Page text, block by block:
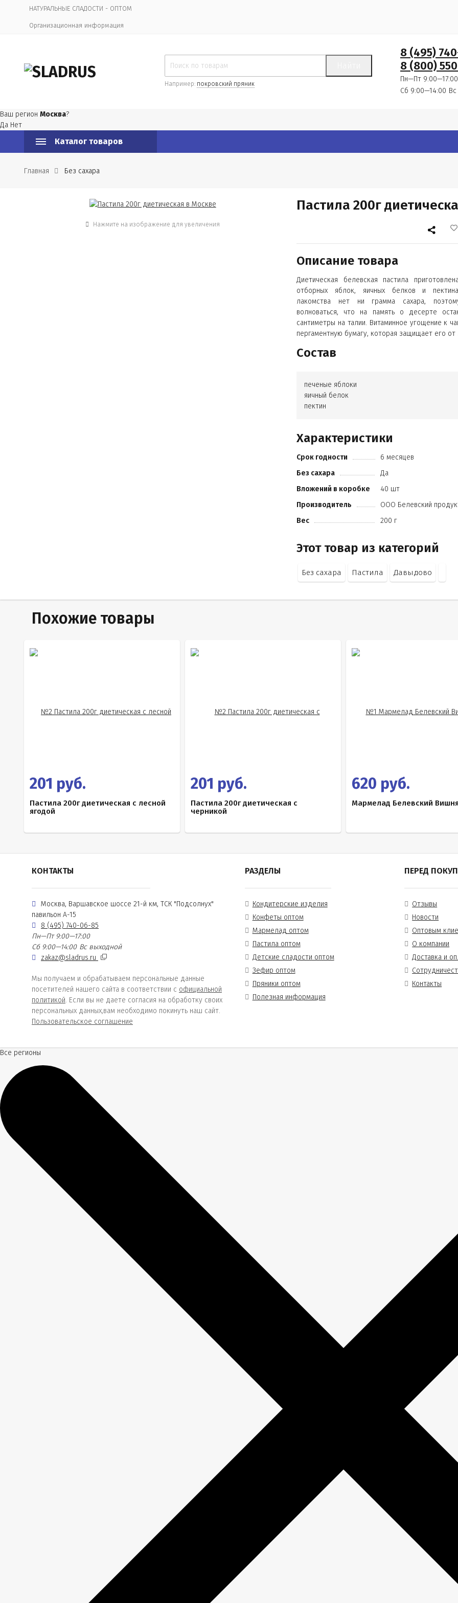
НАТУРАЛЬНЫЕ СЛАДОСТИ - ОПТОМ
Организационная информация
Например: покровский пряник
8 (495)
8 (800)
Пн—Пт 9:00—17:00
Сб 9:00—14:00
Ваш регион Москва?
Да Нет
Каталог товаров
Главная Без сахара
Нажмите на изображение для увеличения
Пастила 200г
Описание товара
Диетическая белевская пастила
отборных яблок, яичных белков и
лакомства нет ни грамма сахара,
волноваться, что на память о десерте
сантиметры на талии. Витаминное угощение к
пергаментную бумагу, которая защищает его от
Состав
печеные яблоки
яичный белок
пектин
Характеристики
Срок годности
6 месяцев
Без сахара
Да
Вложений в коробке
40 шт
Производитель
ООО Белевский
Вес
200 г
Этот товар из категорий
Без сахара Пастила Давыдово
Похожие товары
201 руб.
Пастила 200г диетическая с лесной
ягодой
201 руб.
Пастила 200г диетическая с
черникой
620 руб.
Мармелад Белевский
КОНТАКТЫ
Москва, Варшавское шоссе 21-й км, ТСК "Подсолнух"
павильон А-15
8 (495) 740-06-85
Пн—Пт 9:00—17:00
Сб 9:00—14:00 Вс выходной
zakaz@sladrus.ru
Мы получаем и обрабатываем персональные данные
посетителей нашего сайта в соответствии с официальной
политикой. Если вы не даете согласия на обработку своих
персональных данных,вам необходимо покинуть наш сайт.
Пользовательское соглашение
РАЗДЕЛЫ
Кондитерские изделия
Конфеты оптом
Мармелад оптом
Пастила оптом
Детские сладости оптом
Зефир оптом
Пряники оптом
Полезная информация
ПЕРЕД
Отзывы
Новости
Оптовым
О компании
Доставка и
Контакты
Все регионы